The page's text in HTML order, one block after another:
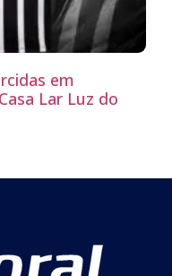
em
Lar Luz do